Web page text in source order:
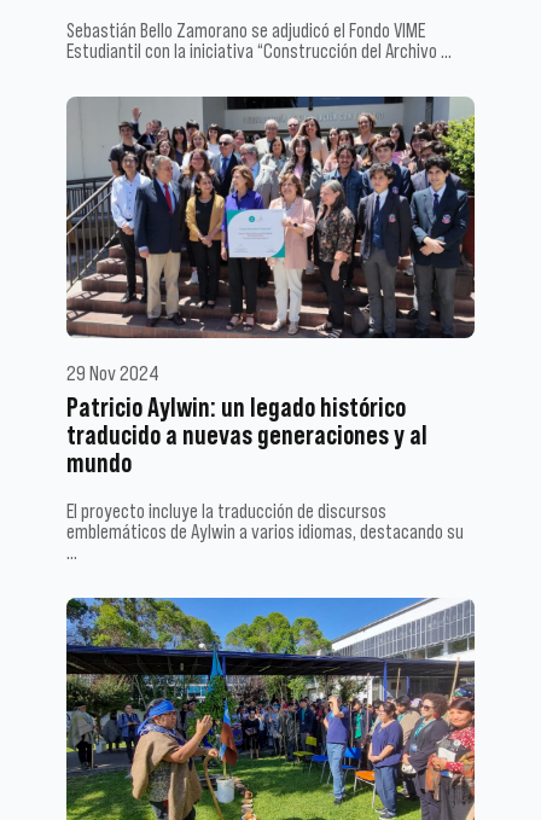
Sebastián Bello Zamorano se adjudicó el Fondo VIME
Estudiantil con la iniciativa “Construcción del Archivo …
29 Nov 2024
Patricio Aylwin: un legado histórico
traducido a nuevas generaciones y al
mundo
El proyecto incluye la traducción de discursos
emblemáticos de Aylwin a varios idiomas, destacando su
…